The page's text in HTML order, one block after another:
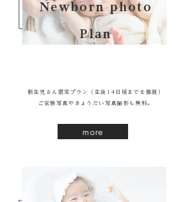
Newborn photo
Plan
more
新生児さん限定プラン（生後14日頃までを推奨）
ご家族写真やきょうだい写真撮影も無料。